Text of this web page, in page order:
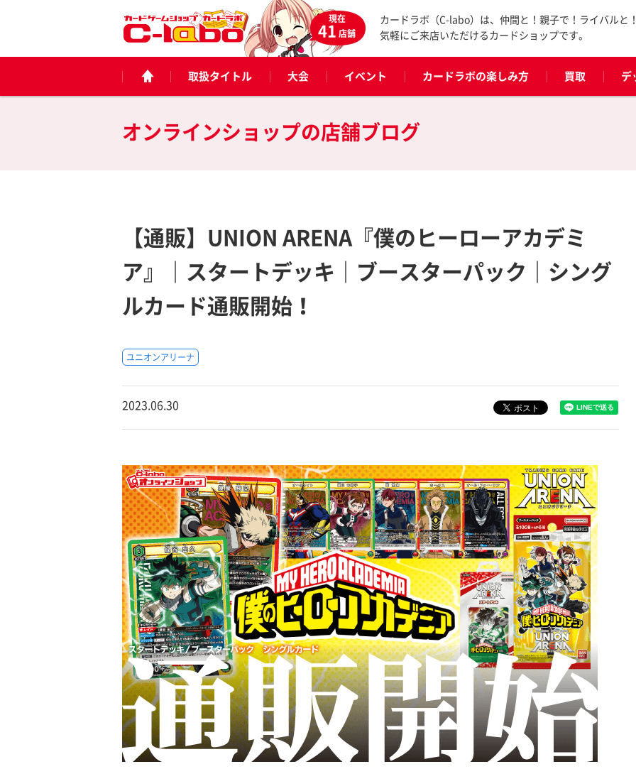
現在
41店舗
カードラボ（C-labo）は、仲間と！親子で！ライバルと
気軽にご来店いただけるカードショップです。
取扱タイトル 大会 イベント カードラボの楽しみ方 買取 デ
オンラインショップの店舗ブログ
【通販】UNION ARENA『僕のヒーローアカデミ
ア』｜スタートデッキ｜ブースターパック｜シング
ルカード通販開始！
ユニオンアリーナ
2023.06.30